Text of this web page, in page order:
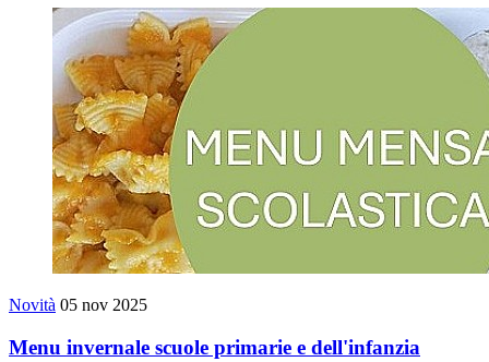
Novità 05 nov 2025
Menu invernale scuole primarie e dell'infanzia